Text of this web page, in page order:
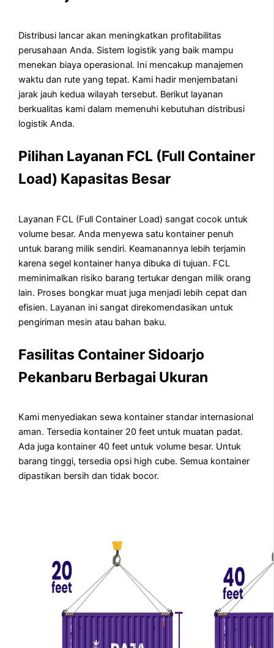
Distribusi lancar akan meningkatkan profitabilitas
perusahaan Anda. Sistem logistik yang baik mampu
menekan biaya operasional. Ini mencakup manajemen
waktu dan rute yang tepat. Kami hadir menjembatani
jarak jauh kedua wilayah tersebut. Berikut layanan
berkualitas kami dalam memenuhi kebutuhan distribusi
logistik Anda.
Pilihan Layanan FCL (Full Container
Load) Kapasitas Besar
Layanan FCL (Full Container Load) sangat cocok untuk
volume besar. Anda menyewa satu kontainer penuh
untuk barang milik sendiri. Keamanannya lebih terjamin
karena segel kontainer hanya dibuka di tujuan. FCL
meminimalkan risiko barang tertukar dengan milik orang
lain. Proses bongkar muat juga menjadi lebih cepat dan
efisien. Layanan ini sangat direkomendasikan untuk
pengiriman mesin atau bahan baku.
Fasilitas Container Sidoarjo
Pekanbaru Berbagai Ukuran
Kami menyediakan sewa kontainer standar internasional
aman. Tersedia kontainer 20 feet untuk muatan padat.
Ada juga kontainer 40 feet untuk volume besar. Untuk
barang tinggi, tersedia opsi high cube. Semua kontainer
dipastikan bersih dan tidak bocor.